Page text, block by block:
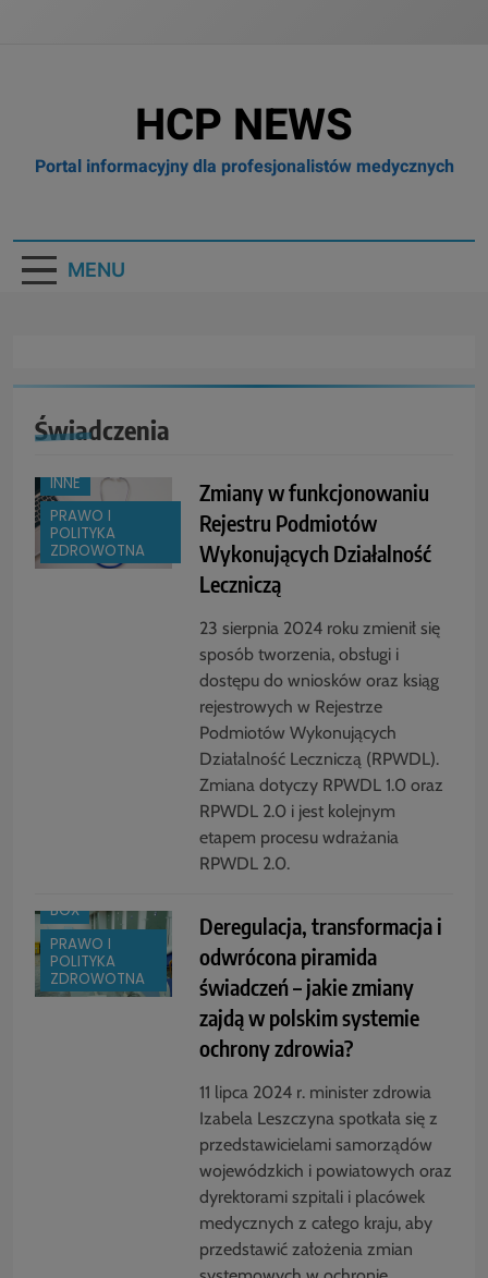
HCP NEWS
Portal informacyjny dla profesjonalistów medycznych
MENU
Świadczenia
BRANŻA:
INNE
PRAWO I
POLITYKA
ZDROWOTNA
Zmiany w funkcjonowaniu
Rejestru Podmiotów
Wykonujących Działalność
Leczniczą
23 sierpnia 2024 roku zmienił się
sposób tworzenia, obsługi i
dostępu do wniosków oraz ksiąg
rejestrowych w Rejestrze
Podmiotów Wykonujących
Działalność Leczniczą (RPWDL).
Zmiana dotyczy RPWDL 1.0 oraz
RPWDL 2.0 i jest kolejnym
etapem procesu wdrażania
RPWDL 2.0.
BOX
PRAWO I
POLITYKA
ZDROWOTNA
Deregulacja, transformacja i
odwrócona piramida
świadczeń – jakie zmiany
zajdą w polskim systemie
ochrony zdrowia?
11 lipca 2024 r. minister zdrowia
Izabela Leszczyna spotkała się z
przedstawicielami samorządów
wojewódzkich i powiatowych oraz
dyrektorami szpitali i placówek
medycznych z całego kraju, aby
przedstawić założenia zmian